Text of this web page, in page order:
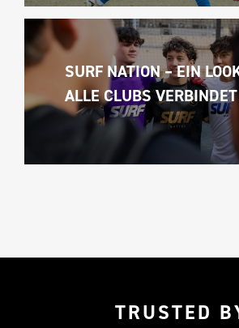
SURF NATION – EIN
ALLE CLUBS VERBINDET
TRUSTED